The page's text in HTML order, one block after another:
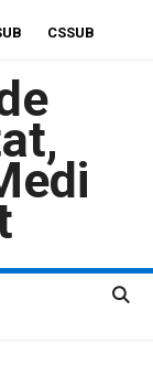
CSSUB